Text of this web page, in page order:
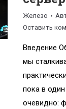
Железо
Оставить
Введение
мы
пока в
очевидно: